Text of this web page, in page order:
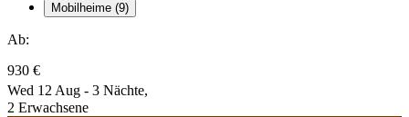
Mobilheime (9)
Ab:
930 €
Wed 12 Aug - 3 Nächte,
2 Erwachsene